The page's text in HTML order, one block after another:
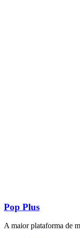
Pop Plus
A maior plataforma de